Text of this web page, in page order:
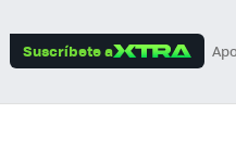
ats
App
ter
ebo
ok
Suscríbete a